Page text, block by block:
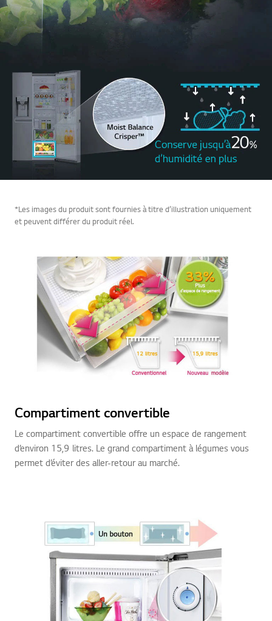
*Les images du produit sont fournies à titre d’illustration uniquement
et peuvent différer du produit réel.
Compartiment convertible
Le compartiment convertible offre un espace de rangement
d’environ 15,9 litres. Le grand compartiment à légumes vous
permet d’éviter des aller-retour au marché.